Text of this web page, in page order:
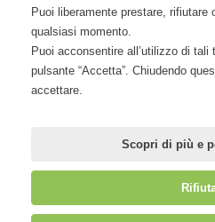
Leggi tutto
Puoi liberamente prestare,
qualsiasi momento.
Puoi acconsentire all’utilizzo di tali
pulsante “Accetta”. Chiudendo
accettare.
Scopri di più e